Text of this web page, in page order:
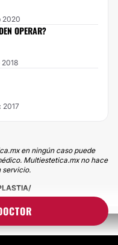
2020
OPERAR?
2017
en ningún caso puede
Multiestetica.mx no hace
servicio.